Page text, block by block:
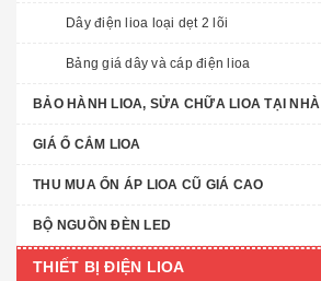
Dây điện lioa loại dẹt 2 lõi
Bảng giá dây và cáp điện lioa
BẢO HÀNH LIOA, SỬA CHỮA LIOA TẠI NHÀ
GIÁ Ổ CẮM LIOA
THU MUA ỔN ÁP LIOA CŨ GIÁ CAO
BỘ NGUỒN ĐÈN LED
THIẾT BỊ ĐIỆN LIOA